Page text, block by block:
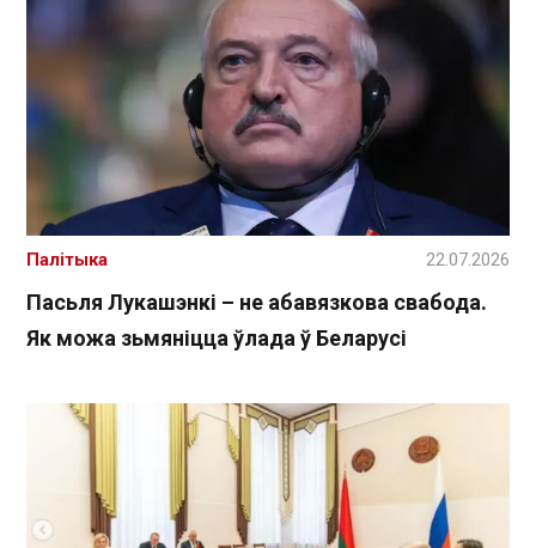
Пасьля Лукашэнкі – не абавязкова свабода.
Як можа зьмяніцца ўлада ў Беларусі
Палітыка 22.07.2026